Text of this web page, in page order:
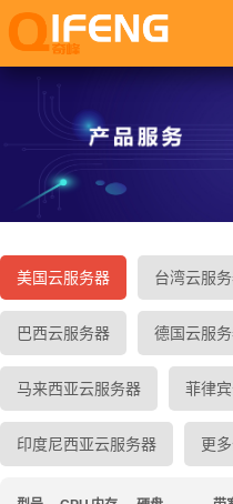
美国云服务器 台湾云服
巴西云服务器 德国云服
马来西亚云服务器 菲律
印度尼西亚云服务器 更